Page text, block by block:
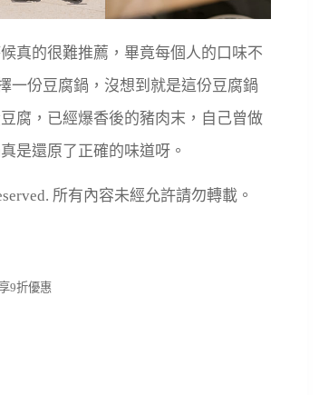
真的很難推薦，畢竟每個人的口味不
一份豆腐鍋，沒想到就是這份豆腐鍋
腐，已經爆香後的豬肉末，自己曾做
是還原了正確的味道呀。
所有內容未經允許請勿轉載。
9折優惠